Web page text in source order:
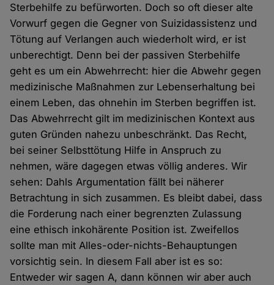
Sterbehilfe zu befürworten. Doch so oft dieser alte
Vorwurf gegen die Gegner von Suizidassistenz und
Tötung auf Verlangen auch wiederholt wird, er ist
unberechtigt. Denn bei der passiven Sterbehilfe
geht es um ein Abwehrrecht: hier die Abwehr gegen
medizinische Maßnahmen zur Lebenserhaltung bei
einem Leben, das ohnehin im Sterben begriffen ist.
Das Abwehrrecht gilt im medizinischen Kontext aus
guten Gründen nahezu unbeschränkt. Das Recht,
bei seiner Selbsttötung Hilfe in Anspruch zu
nehmen, wäre dagegen etwas völlig anderes. Wir
sehen: Dahls Argumentation fällt bei näherer
Betrachtung in sich zusammen. Es bleibt dabei, dass
die Forderung nach einer begrenzten Zulassung
eine ethisch inkohärente Position ist. Zweifellos
sollte man mit Alles-oder-nichts-Behauptungen
vorsichtig sein. In diesem Fall aber ist es so:
Entweder wir sagen A, dann können wir aber auch